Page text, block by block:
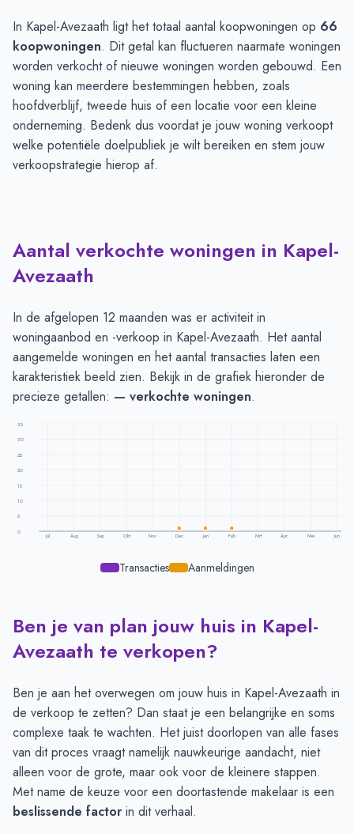
In Kapel-Avezaath ligt het totaal aantal koopwoningen op 66
koopwoningen. Dit getal kan fluctueren naarmate woningen
worden verkocht of nieuwe woningen worden gebouwd. Een
woning kan meerdere bestemmingen hebben, zoals
hoofdverblijf, tweede huis of een locatie voor een kleine
onderneming. Bedenk dus voordat je jouw woning verkoopt
welke potentiële doelpubliek je wilt bereiken en stem jouw
verkoopstrategie hierop af.
Aantal verkochte woningen in Kapel-
Avezaath
In de afgelopen 12 maanden was er activiteit in
woningaanbod en -verkoop in Kapel-Avezaath. Het aantal
aangemelde woningen en het aantal transacties laten een
karakteristiek beeld zien. Bekijk in de grafiek hieronder de
precieze getallen: — verkochte woningen.
35
30
25
20
15
10
5
0
Jul Aug Sep Okt Nov Dec Jan Feb Mrt Apr Mei Jun
Transacties Aanmeldingen
Transacties en aanmeldingen per maand - Kapel Avezaath
Maand
Transacties
Aanmeldingen
Juli
-
-
September
-
-
Oktober
November
December
Januari
-
1
Februari
-
Ben je van plan jouw huis in Kapel-
Avezaath te verkopen?
Ben je aan het overwegen om jouw huis in Kapel-Avezaath in
de verkoop te zetten? Dan staat je een belangrijke en soms
complexe taak te wachten. Het juist doorlopen van alle fases
van dit proces vraagt namelijk nauwkeurige aandacht, niet
alleen voor de grote, maar ook voor de kleinere stappen.
Met name de keuze voor een doortastende makelaar is een
beslissende factor in dit verhaal.